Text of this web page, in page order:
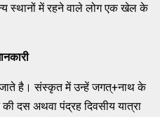
स्थानों में रहने वाले लोग एक खेल के
जाते है। संस्कृत में उन्हें जगत्+नाथ के
दस अथवा पंद्रह दिवसीय यात्रा